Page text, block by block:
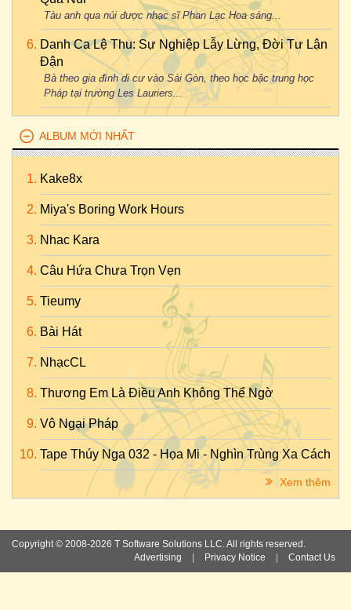
Tàu anh qua núi được nhạc sĩ Phan Lạc Hoa sáng...
Danh Ca Lệ Thu: Sự Nghiệp Lẫy Lừng, Đời Tư Lận
Đận
Bà theo gia đình di cư vào Sài Gòn, theo học bậc trung học
Pháp tại trường Les Lauriers...
ALBUM MỚI NHẤT
Kake8x
Miya's Boring Work Hours
Nhac Kara
Câu Hứa Chưa Trọn Vẹn
Tieumy
Bài Hát
NhạcCL
Thương Em Là Điều Anh Không Thể Ngờ
Vô Ngại Pháp
Tape Thúy Nga 032 - Họa Mi - Nghìn Trùng Xa Cách
Xem thêm
Copyright © 2008-2026 T Software Solutions LLC. All rights reserved.
Advertising
Privacy Notice Contact Us